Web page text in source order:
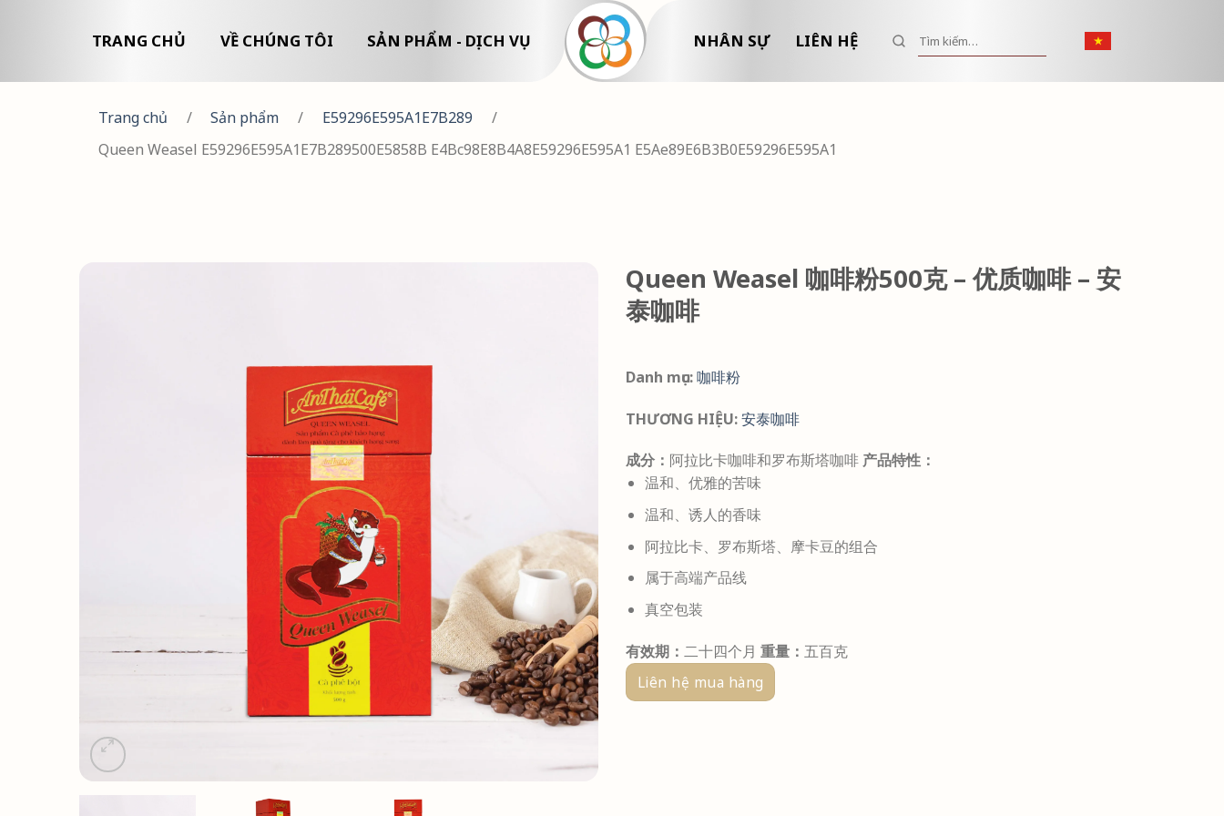
TRANG CHỦ VỀ CHÚNG TÔI SẢN PHẨM - DỊCH VỤ NHÂN SỰ LIÊN HỆ Tìm kiếm:
Trang chủ / Sản phẩm / E59296E595A1E7B289
/
Queen Weasel E59296E595A1E7B289500E5858B E4Bc98E8B4A8E59296E595A1 E5Ae89E6B3B0E59296E595A1
Queen Weasel 咖啡粉500克 – 优质咖啡 – 安
泰咖啡
Danh mục:咖啡粉
THƯƠNG HIỆU:安泰咖啡
成分： 阿拉比卡咖啡和罗布斯塔咖啡 产品特性：
温和、优雅的苦味
温和、诱人的香味
阿拉比卡、罗布斯塔、摩卡豆的组合
属于高端产品线
真空包装
有效期： 二十四个月 重量： 五百克
Liên hệ mua hàng